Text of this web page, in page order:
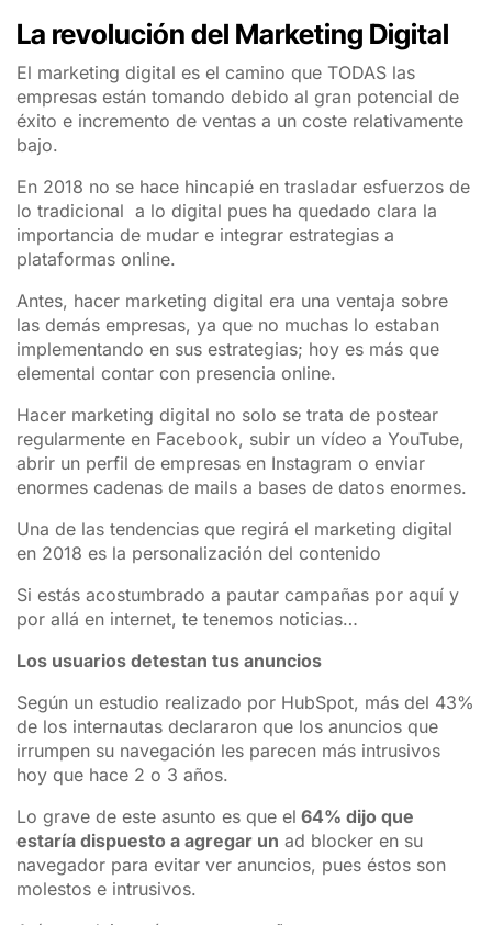
La revolución del Marketing Digital
El marketing digital es el camino que TODAS las
empresas están tomando debido al gran potencial de
éxito e incremento de ventas a un coste relativamente
bajo.
En 2018 no se hace hincapié en trasladar esfuerzos de
lo tradicional a lo digital pues ha quedado clara la
importancia de mudar e integrar estrategias a
plataformas online.
Antes, hacer marketing digital era una ventaja sobre
las demás empresas, ya que no muchas lo estaban
implementando en sus estrategias; hoy es más que
elemental contar con presencia online.
Hacer marketing digital no solo se trata de postear
regularmente en Facebook, subir un vídeo a YouTube,
abrir un perfil de empresas en Instagram o enviar
enormes cadenas de mails a bases de datos enormes.
Una de las tendencias que regirá el marketing digital
en 2018 es la personalización del contenido
Si estás acostumbrado a pautar campañas por aquí y
por allá en internet, te tenemos noticias…
Los usuarios detestan tus anuncios
Según un estudio realizado por HubSpot, más del 43%
de los internautas declararon que los anuncios que
irrumpen su navegación les parecen más intrusivos
hoy que hace 2 o 3 años.
Lo grave de este asunto es que el 64% dijo que
estaría dispuesto a agregar un ad blocker en su
navegador para evitar ver anuncios, pues éstos son
molestos e intrusivos.